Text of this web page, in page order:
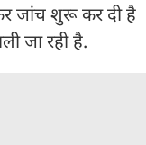
जांच शुरू कर दी है
जा रही है.